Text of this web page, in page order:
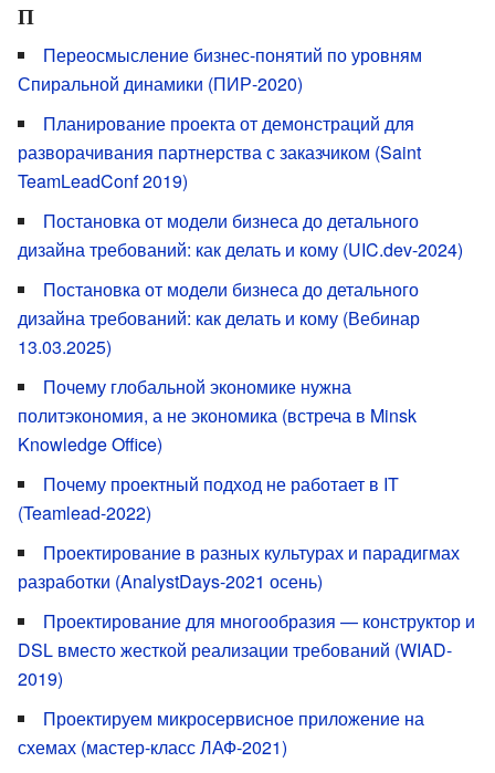
П
Переосмысление бизнес-понятий по уровням
Спиральной динамики (ПИР-2020)
Планирование проекта от демонстраций для
разворачивания партнерства с заказчиком (Saint
TeamLeadConf 2019)
Постановка от модели бизнеса до детального
дизайна требований: как делать и кому (UIC.dev-2024)
Постановка от модели бизнеса до детального
дизайна требований: как делать и кому (Вебинар
13.03.2025)
Почему глобальной экономике нужна
политэкономия, а не экономика (встреча в Minsk
Knowledge Office)
Почему проектный подход не работает в IT
(Teamlead-2022)
Проектирование в разных культурах и парадигмах
разработки (AnalystDays-2021 осень)
Проектирование для многообразия — конструктор и
DSL вместо жесткой реализации требований (WIAD-
2019)
Проектируем микросервисное приложение на
схемах (мастер-класс ЛАФ-2021)